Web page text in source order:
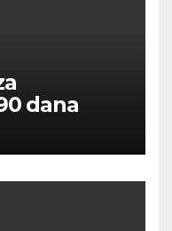
dana